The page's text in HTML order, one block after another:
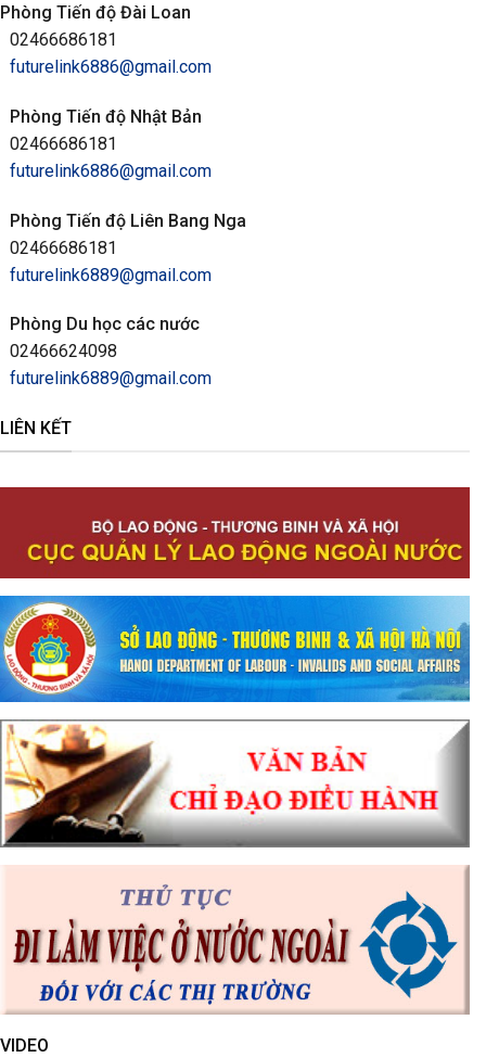
Phòng Tiến độ Đài Loan
02466686181
futurelink6886@gmail.com
Phòng Tiến độ Nhật Bản
02466686181
futurelink6886@gmail.com
Phòng Tiến độ Liên Bang Nga
02466686181
futurelink6889@gmail.com
Phòng Du học các nước
02466624098
futurelink6889@gmail.com
LIÊN KẾT
VIDEO